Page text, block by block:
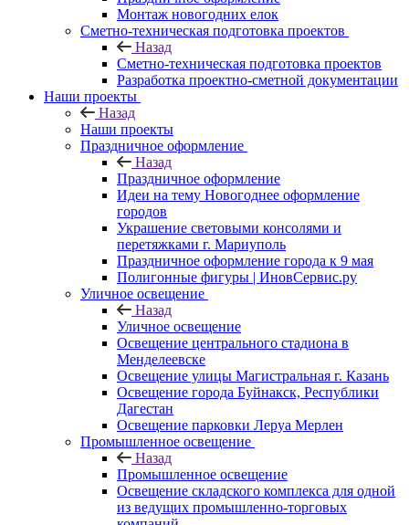
Монтаж новогодних елок
Сметно-техническая подготовка проектов
Назад
Сметно-техническая подготовка проектов
Разработка проектно-сметной документации
Наши проекты
Назад
Наши проекты
Праздничное оформление
Назад
Праздничное оформление
Идеи на тему Новогоднее оформление
городов
Украшение световыми консолями и
перетяжками г. Мариуполь
Праздничное оформление города к 9 мая
Полигонные фигуры | ИновСервис.ру
Уличное освещение
Назад
Уличное освещение
Освещение центрального стадиона в
Менделеевске
Освещение улицы Магистральная г. Казань
Освещение города Буйнакск, Республики
Дагестан
Освещение парковки Леруа Мерлен
Промышленное освещение
Назад
Промышленное освещение
Освещение складского комплекса для одной
из ведущих промышленно-торговых